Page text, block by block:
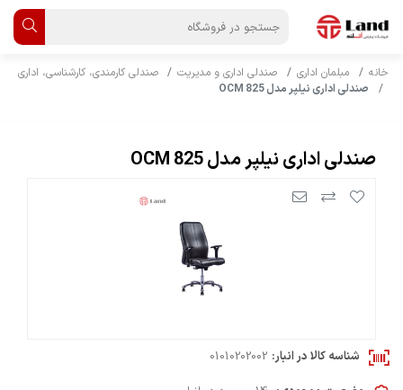
خانه مبلمان اداری صندلی اداری و مدیریت
صندلی کارمندی، کارشناسی، اداری
صندلی اداری نیلپر مدل OCM 825
صندلی اداری نیلپر مدل OCM 825
شناسه کالا در انبار: 01010202002